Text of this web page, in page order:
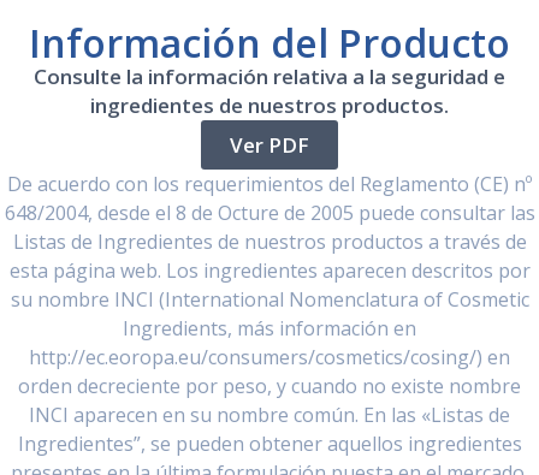
Información del Producto
Consulte la información relativa a la seguridad e
ingredientes de nuestros productos.
Ver PDF
De acuerdo con los requerimientos del Reglamento (CE) nº
648/2004, desde el 8 de Octure de 2005 puede consultar las
Listas de Ingredientes de nuestros productos a través de
esta página web. Los ingredientes aparecen descritos por
su nombre INCI (International Nomenclatura of Cosmetic
Ingredients, más información en
http://ec.eoropa.eu/consumers/cosmetics/cosing/) en
orden decreciente por peso, y cuando no existe nombre
INCI aparecen en su nombre común. En las «Listas de
Ingredientes”, se pueden obtener aquellos ingredientes